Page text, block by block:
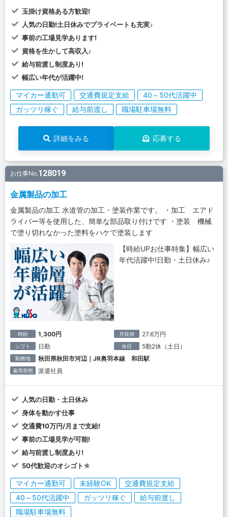
玉掛け資格ある方歓迎!
人気の日勤!土日休みでプライベートも充実♪
事前の工場見学あります!
資格を生かして高収入♪
給与前渡し制度あり!
幅広い年代が活躍中!
マイカー通勤可 交通費規定支給
40～50代活躍中
ガッツリ稼ぐ
給与前渡し 職場駐車場無料
詳細をみる 応募する
お仕事No.128019
金属製品の加工
金属製品の加工 水道管の加工・塗装作業です。 ・加工 エアド
ライバー等を使用した、簡単な部品取り付けです ・塗装 機械
で塗り切れなかった塗料をハケで塗装します
【時給UPお仕事特集】幅広い
年代活躍中!日勤・土日休み♪
時給 1,300円 月収例 27.6万円
シフト 日勤 休日 5勤2休（土日）
勤務地 秋田県秋田市河辺｜JR奥羽本線 和田駅
雇用形態 派遣社員
人気の日勤・土日休み
身体を動かす仕事
交通費10万円/月まで支給!
事前の工場見学が可能!
給与前渡し制度あり!
50代歓迎のオシゴト☆
マイカー通勤可 未経験OK
交通費規定支給
40～50代活躍中
ガッツリ稼ぐ
給与前渡し
職場駐車場無料